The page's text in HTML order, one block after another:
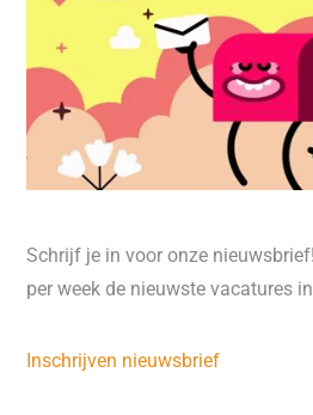
Schrijf je in voor onze
per week de nieuwste vacatures
Inschrijven nieuwsbrief